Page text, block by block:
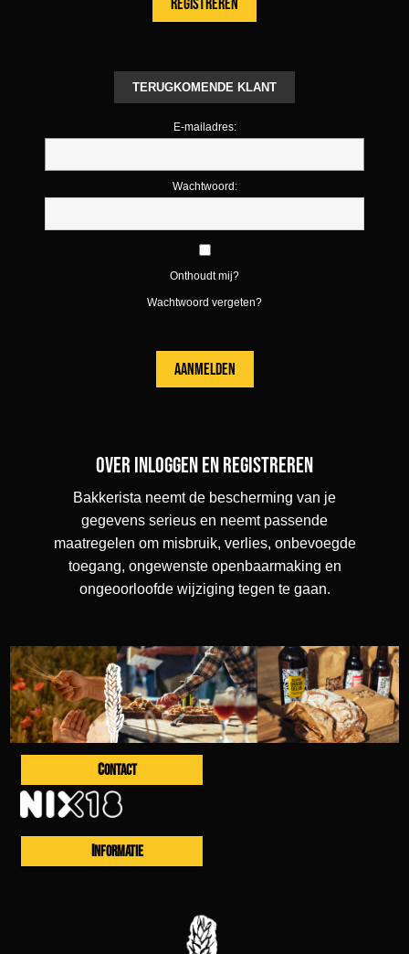
TERUGKOMENDE KLANT
E-mailadres:
Wachtwoord:
Onthoudt mij?
Wachtwoord vergeten?
Over inloggen en registreren
Bakkerista neemt de bescherming van je
gegevens serieus en neemt passende
maatregelen om misbruik, verlies, onbevoegde
toegang, ongewenste openbaarmaking en
ongeoorloofde wijziging tegen te gaan.
CONTACT
INFORMATIE